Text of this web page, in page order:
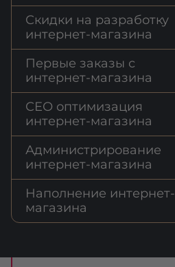
Скидки на разработку
интернет-магазина
Первые заказы с
интернет-магазина
СЕО оптимизация
интернет-магазина
Администрирование
интернет-магазина
Наполнение интернет-
магазина